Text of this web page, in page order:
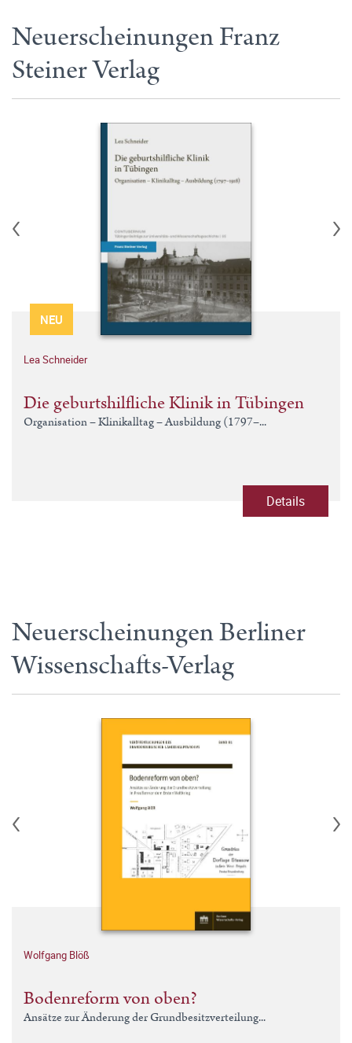
Neuerscheinungen Franz
Steiner Verlag
NEU
Lea Schneider
Die geburtshilfliche Klinik in Tübingen
Organisation – Klinikalltag – Ausbildung (1797–...
Details
Neuerscheinungen Berliner
Wissenschafts-Verlag
Wolfgang Blöß
Bodenreform von oben?
Ansätze zur Änderung der Grundbesitzverteilung...